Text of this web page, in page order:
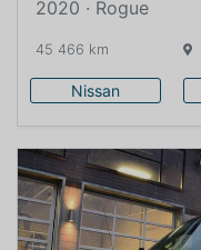
2020 · Rogue
45 466 km
Nissan